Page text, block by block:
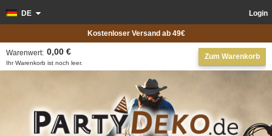
Login
DE
Zum Warenkorb
Ihr Warenkorb ist noch leer.
Warenwert: 0,00 €
Kostenloser Versand ab 49€